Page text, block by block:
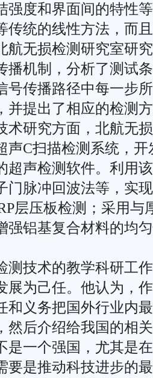
强度和界面间的特性
传统的线性方法，而
航无损检测研究室研
播机制，分析了测试
号传播路径中每一步
并提出了相应的检测
研究方面，北航无
声C扫描检测系统，
超声检测软件。利用
门脉冲回波法等，实
层压板检测；采用与
强铝基复合材料的均
技术的教学科研工
展为己任。他认为，
和义务把国外行业内
然后介绍给我国的相
是一个强国，尤其是
要是推动科技进步的